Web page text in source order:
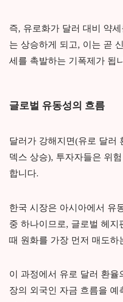
즉, 유로화가 달러 대비 약
는 상승하게 되고, 이는 곧
세를 촉발하는 기폭제가 됩
글로벌 유동성의 흐름
달러가 강해지면(유로 달러
덱스 상승), 투자자들은 위
합니다.
한국 시장은 아시아에서 유
중 하나이므로, 글로벌 헤
때 원화를 가장 먼저 매도하
이 과정에서 유로 달러 환율
장의 외국인 자금 흐름을 예